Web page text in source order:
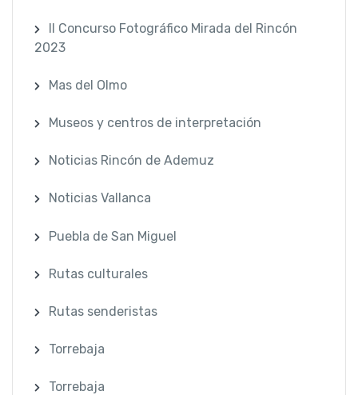
II Concurso Fotográfico Mirada del Rincón
2023
Mas del Olmo
Museos y centros de interpretación
Noticias Rincón de Ademuz
Noticias Vallanca
Puebla de San Miguel
Rutas culturales
Rutas senderistas
Torrebaja
Torrebaja